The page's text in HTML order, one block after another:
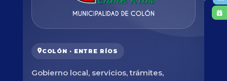
COLÓN · ENTRE RÍOS
Gobierno local, servicios, trámites,